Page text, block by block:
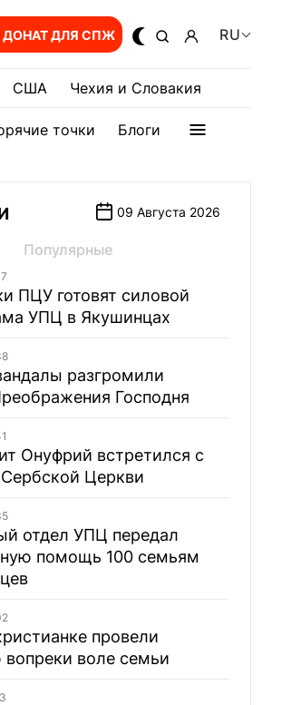
ДОНАТ ДЛЯ СПЖ RU
США Чехия и Словакия
точки Блоги
09 Августа 2026
Популярные
ПЦУ готовят силовой
УПЦ в Якушинцах
разгромили
Господня
Онуфрий встретился с
Церкви
отдел УПЦ передал
помощь 100 семьям
провели
вопреки воле семьи